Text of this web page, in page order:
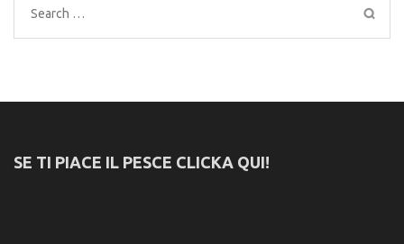
Search
for:
SE TI PIACE IL PESCE CLICKA QUI!